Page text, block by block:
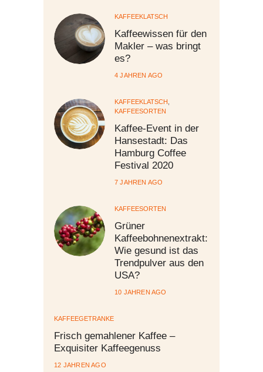
KAFFEEKLATSCH
Kaffeewissen für den
Makler – was bringt
es?
4 JAHREN AGO
KAFFEEKLATSCH ,
KAFFEESORTEN
Kaffee-Event in der
Hansestadt: Das
Hamburg Coffee
Festival 2020
7 JAHREN AGO
KAFFEESORTEN
Grüner
Kaffeebohnenextrakt:
Wie gesund ist das
Trendpulver aus den
USA?
10 JAHREN AGO
KAFFEEGETRÄNKE
Frisch gemahlener Kaffee –
Exquisiter Kaffeegenuss
12 JAHREN AGO